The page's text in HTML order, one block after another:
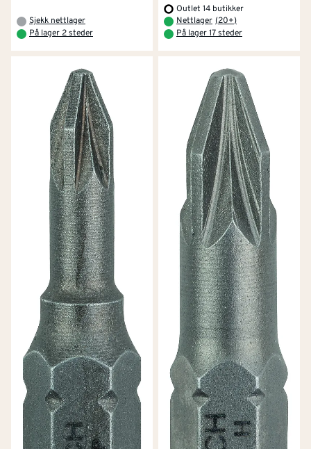
Sjekk nettlager
På lager 2 steder
Outlet 14 butikker
Nettlager (20+)
På lager 17 steder